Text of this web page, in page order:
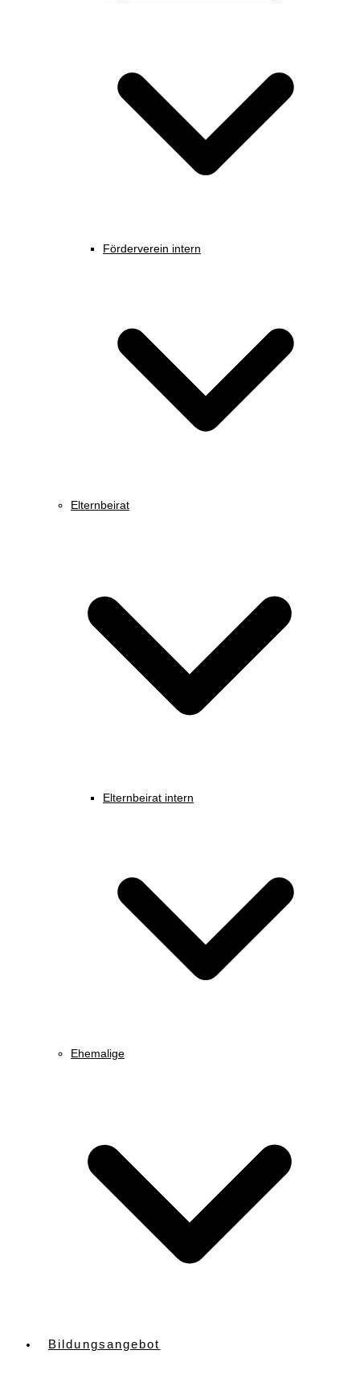
Förderverein intern
Elternbeirat
Elternbeirat intern
Ehemalige
Bildungsangebot